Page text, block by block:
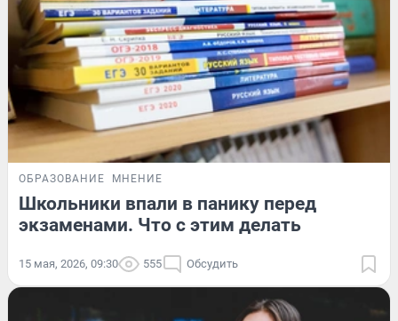
ОБРАЗОВАНИЕ МНЕНИЕ
Школьники впали в панику перед
экзаменами. Что с этим делать
15 мая, 2026, 09:30 555 Обсудить